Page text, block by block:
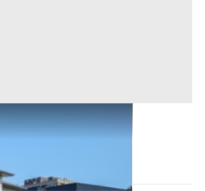
all'asta a Birori